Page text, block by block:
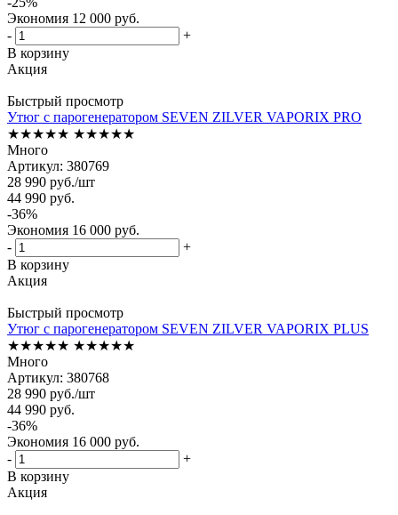
Экономия 12 000 руб.
-
+
В корзину
Акция
Быстрый просмотр
Утюг с парогенератором SEVEN ZILVER VAPORIX PRO
★★★★★ ★★★★★
Много
Артикул: 380769
28 990 руб./шт
44 990 руб.
-36%
Экономия 16 000 руб.
-
+
В корзину
Акция
Быстрый просмотр
Утюг с парогенератором SEVEN ZILVER VAPORIX PLUS
★★★★★ ★★★★★
Много
Артикул: 380768
28 990 руб./шт
44 990 руб.
-36%
Экономия 16 000 руб.
-
+
В корзину
Акция